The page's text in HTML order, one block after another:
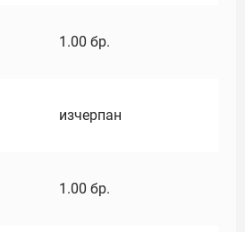
1.00 бр.
изчерпан
1.00 бр.